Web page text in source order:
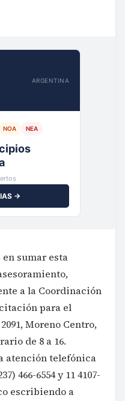
ARGENTINA
NOA NEA
→
sumar esta
a la Coordinación
para el
Moreno Centro,
de 8 a 16.
atención telefónica
466-6554 y 11 4107-
escribiendo a